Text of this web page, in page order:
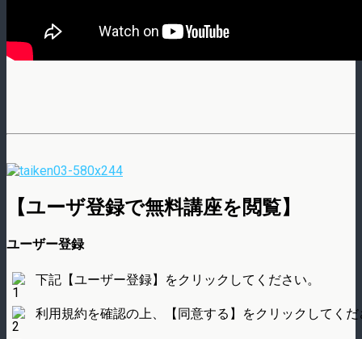
【ユーザ登録で無料講座を閲覧】
ユーザー登録
下記【ユーザー登録】をクリックしてください。
利用規約を確認の上、【同意する】をクリックしてくだ